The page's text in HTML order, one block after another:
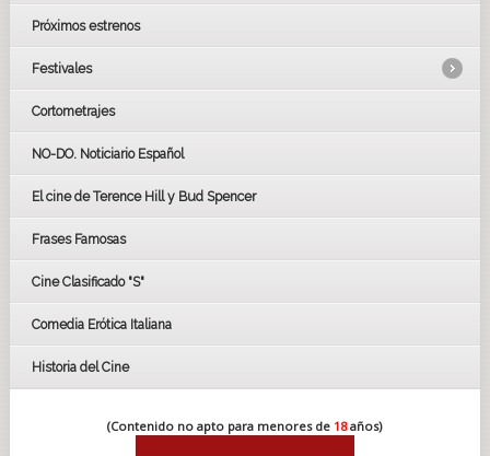
Próximos estrenos
Festivales
LOS OSCARS
GOYAS
BAFTA
Cortometrajes
NO-DO. Noticiario Español
El cine de Terence Hill y Bud Spencer
Frases Famosas
Cine Clasificado "S"
Comedia Erótica Italiana
Historia del Cine
(Contenido no apto para menores de 18años)